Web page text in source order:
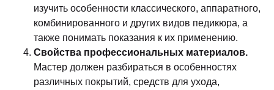
изучить особенности классического, аппаратного,
комбинированного и других видов педикюра, а
также понимать показания к их применению.
Свойства профессиональных материалов.
Мастер должен разбираться в особенностях
различных покрытий, средств для ухода,